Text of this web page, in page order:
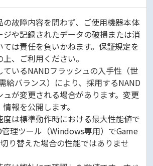
故障内容を問わず、ご使用機器本体
ジや記録されたデータの破損または消
ては責任を負いかねます。保証規定を
、ご利用ください。
いるNANDフラッシュの入手性（世
給バランス）により、採用するNAND
ュが変更される場合があります。変更
報を公開します。
は標準動作時における最大性能値で
管理ツール（Windows専用）でGame
り替えた場合の性能ではありませ